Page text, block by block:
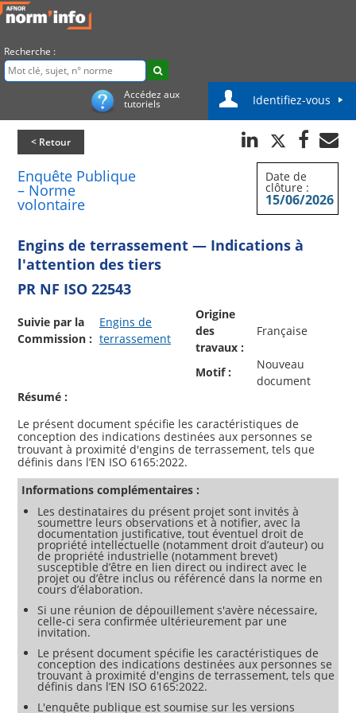
Recherche :
Accédez aux
tutoriels Identifiez-vous
< Retour
Enquête Publique
– Norme
volontaire
Date de
clôture :
15/06/2026
Engins de terrassement — Indications à
l'attention des tiers
PR NF ISO 22543
Suivie par la
Commission :
Engins de
terrassement
Origine
des
travaux :
Française
Motif :
Nouveau
document
Résumé :
Le présent document spécifie les caractéristiques de
conception des indications destinées aux personnes se
trouvant à proximité d'engins de terrassement, tels que
Informations complémentaires :
Les destinataires du présent projet sont invités à
soumettre leurs observations et à notifier, avec la
documentation justificative, tout éventuel droit de
propriété intellectuelle (notamment droit d’auteur) ou
de propriété industrielle (notamment brevet)
susceptible d’être en lien direct ou indirect avec le
projet ou d’être inclus ou référencé dans la norme en
cours d’élaboration.
Si une réunion de dépouillement s'avère nécessaire,
celle-ci sera confirmée ultérieurement par une
invitation.
Le présent document spécifie les caractéristiques de
conception des indications destinées aux personnes se
trouvant à proximité d'engins de terrassement, tels que
définis dans l’EN ISO 6165:2022.
L'enquête publique est soumise sur les versions